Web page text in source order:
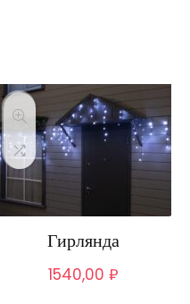
Гирлянда
1540,00 ₽